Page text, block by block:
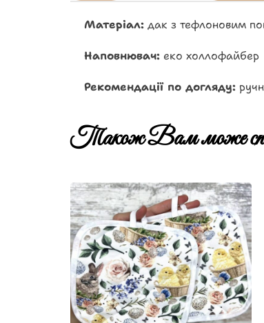
Матеріал: дак з тефлоновим
Наповнювач: еко холлофайбер
Рекомендації по догляду:
Також Вам може